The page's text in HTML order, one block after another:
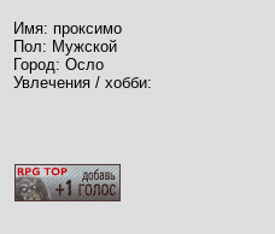
Имя: проксимо
Пол: Мужской
Город: Осло
Увлечения / хобби: